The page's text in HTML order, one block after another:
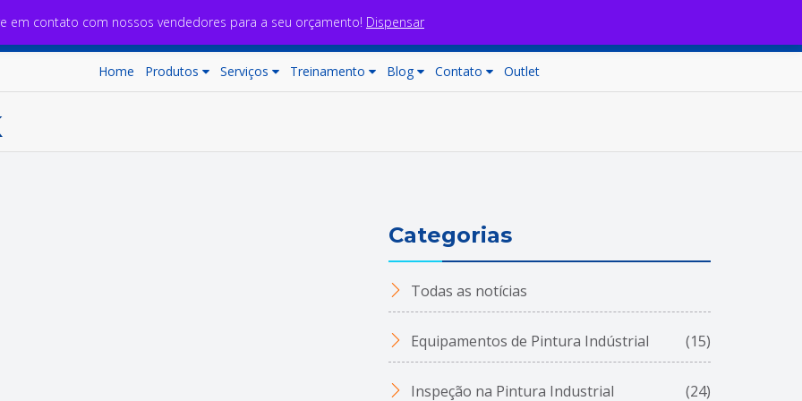
Home Produtos Serviços Treinamento Blog Contato Outlet
Categorias
Todas as notícias
Equipamentos de Pintura Indústrial (15)
Inspeção na Pintura Industrial (24)
em contato com nossos vendedores para a seu orçamento! Dispensar